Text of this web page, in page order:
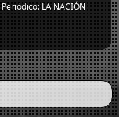
Periódico: LA NACIÓN